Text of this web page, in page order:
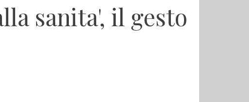
sanita', il gesto